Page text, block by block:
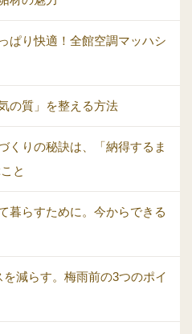
ぱり快適！全館空調マッハシ
の質」を整える方法
くりの秘訣は、「納得するま
と
暮らすために。今からできる
減らす。梅雨前の3つのポイ